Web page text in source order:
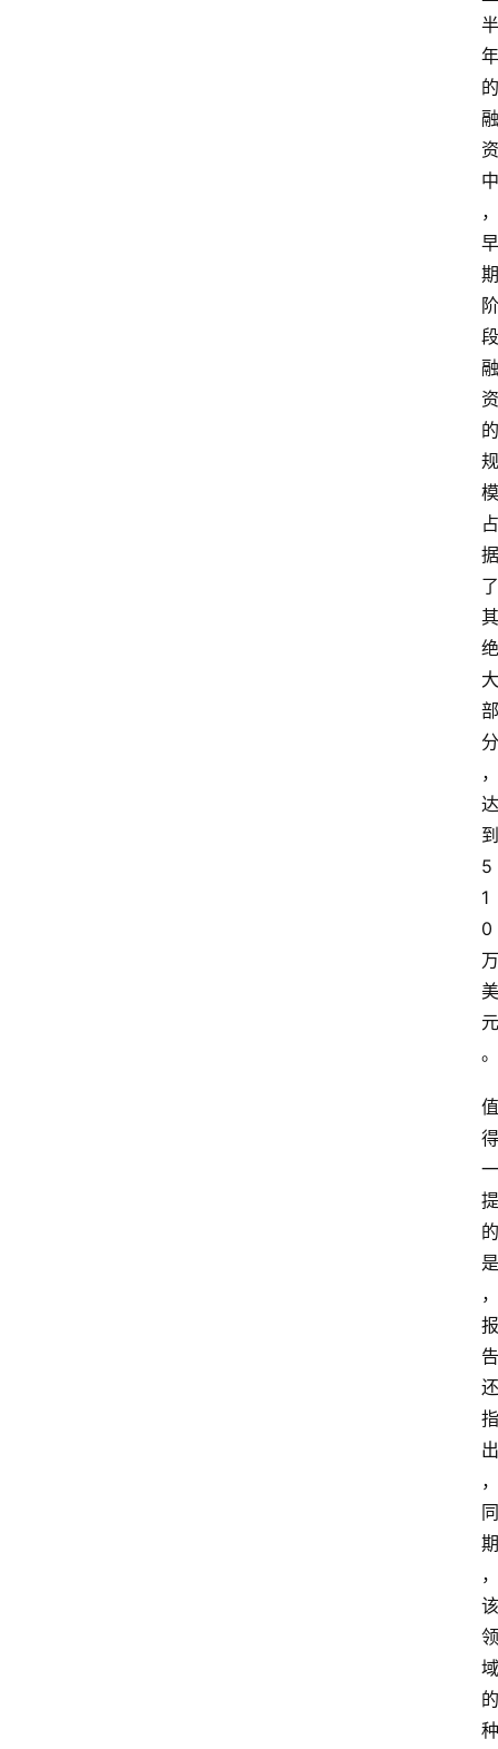
半
年
的
融
资
中
，
早
期
阶
段
融
资
的
规
模
占
据
了
其
绝
大
部
分
，
达
到
5
1
0
万
美
元
。
值
得
一
提
的
是
，
报
告
还
指
出
，
同
期
，
该
领
域
的
种